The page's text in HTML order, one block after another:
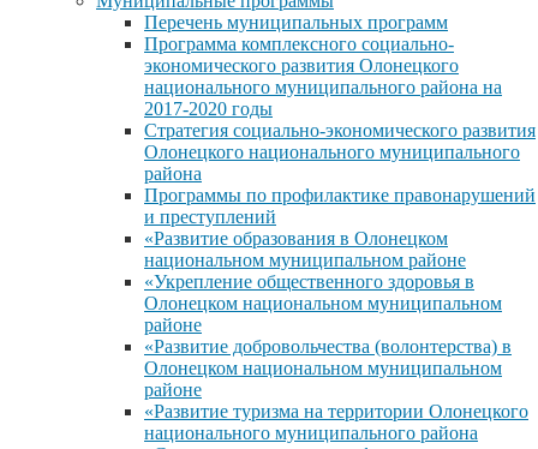
Перечень муниципальных программ
Программа комплексного социально-
экономического развития Олонецкого
национального муниципального района на
2017-2020 годы
Стратегия социально-экономического развития
Олонецкого национального муниципального
района
Программы по профилактике правонарушений
и преступлений
«Развитие образования в Олонецком
национальном муниципальном районе
«Укрепление общественного здоровья в
Олонецком национальном муниципальном
районе
«Развитие добровольчества (волонтерства) в
Олонецком национальном муниципальном
районе
«Развитие туризма на территории Олонецкого
национального муниципального района